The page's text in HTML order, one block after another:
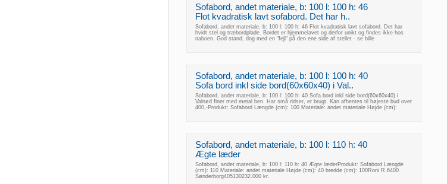
Sofabord, andet materiale, b: 100 l: 100 h: 46
Flot kvadratisk lavt sofabord. Det har h..
Sofabord, andet materiale, b: 100 l: 100 h: 46 Flot kvadratisk lavt sofabord. Det har
hvidt stel og træbordplade. Bordet er hjemmelavet og derfor unikt og findes ikke hos
naboen. God stand, dog med en "fejl" på den ene side af stellet - se bille
Sofabord, andet materiale, b: 100 l: 100 h: 40
Sofa bord inkl side bord(60x60x40) i Val..
Sofabord, andet materiale, b: 100 l: 100 h: 40 Sofa bord inkl side bord(60x60x40) i
Valnød finer med metal ben. Har små ridser, er brugt. Kan afhentes til højeste bud over
400,-Produkt: Sofabord Længde (cm): 100 Materiale: andet materiale Højde (cm):
Sofabord, andet materiale, b: 100 l: 110 h: 40
Ægte læder
Sofabord, andet materiale, b: 100 l: 110 h: 40 Ægte læderProdukt: Sofabord Længde
(cm): 110 Materiale: andet materiale Højde (cm): 40 bredde (cm): 100Roni R.6400
Sønderborg405130232.000 kr.